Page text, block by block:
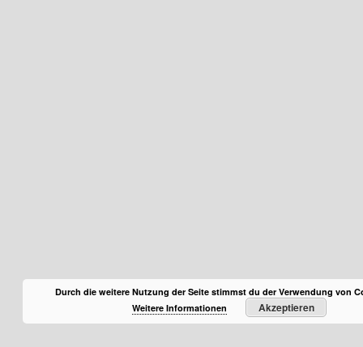
Durch die weitere Nutzung der Seite stimmst du der Verwendung von
Weitere Informationen
Akzeptieren